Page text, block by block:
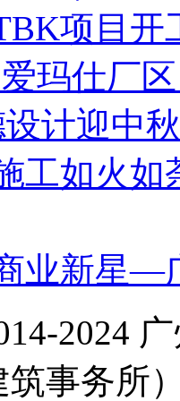
项目开
玛仕厂
计迎中
工如火
业新星—
2024
筑事务所